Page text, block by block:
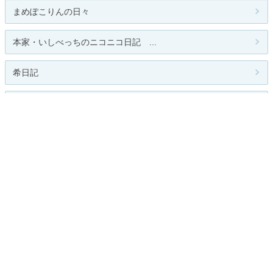
まめぽこりんの日々
本家・いしべっちのニコニコ日記 ...
希日記